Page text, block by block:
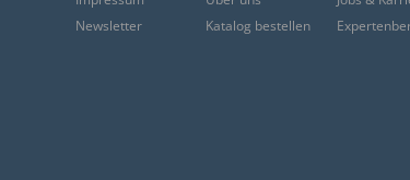
Newsletter
Katalog bestellen